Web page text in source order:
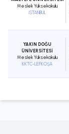
Meslek Yüksekokulu
İSTANBUL
YAKIN DOĞU
ÜNİVERSİTESİ
Meslek Yüksekokulu
KKTC-LEFKOŞA